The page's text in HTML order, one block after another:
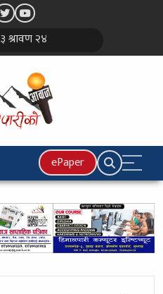
श्रावण २४
ePaper